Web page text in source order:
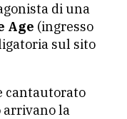
di una
Age (ingresso
sul sito
cantautorato
arrivano la